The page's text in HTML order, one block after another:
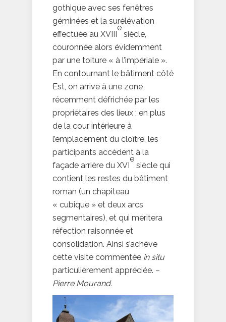
gothique avec ses fenêtres
géminées et la surélévation
effectuée au XVIII
e
siècle,
couronnée alors évidemment
par une toiture « à l’impériale ».
En contournant le bâtiment côté
Est, on arrive à une zone
récemment défrichée par les
propriétaires des lieux ; en plus
de la cour intérieure à
l’emplacement du cloître, les
participants accèdent à la
façade arrière du XVI
e
siècle qui
contient les restes du bâtiment
roman (un chapiteau
« cubique » et deux arcs
segmentaires), et qui méritera
réfection raisonnée et
consolidation. Ainsi s’achève
cette visite commentée in situ
particulièrement appréciée. –
Pierre Mourand.